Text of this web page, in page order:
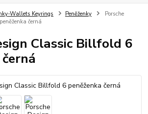
Wallets Keyrings Peněženky
Porsche
černá
Classic Billfold 6